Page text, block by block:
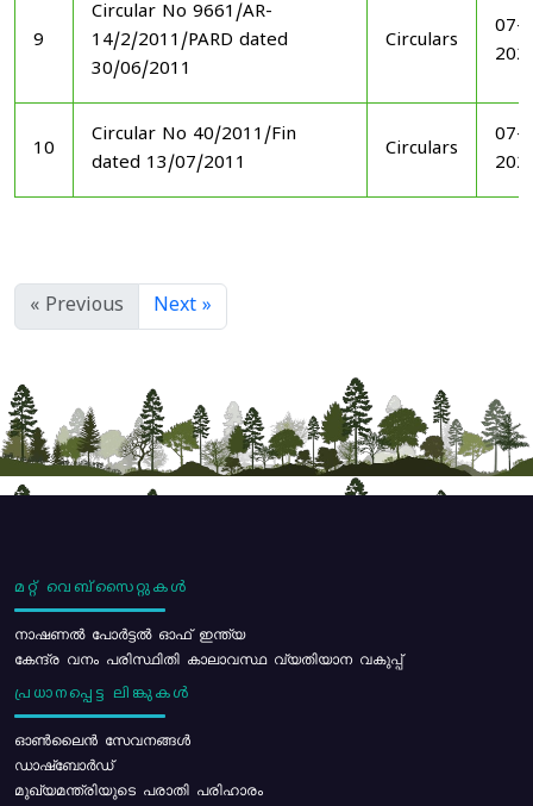
9
Circular No 9661/AR-
14/2/2011/PARD dated
30/06/2011
Circulars
07-
10
Circular No 40/2011/Fin
dated 13/07/2011
Circulars
07-
« Previous Next »
മറ്റ് വെബ്സൈറ്റുകൾ
നാഷണൽ പോർട്ടൽ ഓഫ് ഇന്ത്യ
കേന്ദ്ര വനം പരിസ്ഥിതി കാലാവസ്ഥ വ്യതിയാന വകുപ്പ്
പ്രധാനപ്പെട്ട ലിങ്കുകൾ
ഓൺലൈൻ സേവനങ്ങൾ
ഡാഷ്ബോർഡ്
മുഖ്യമന്ത്രിയുടെ പരാതി പരിഹാരം